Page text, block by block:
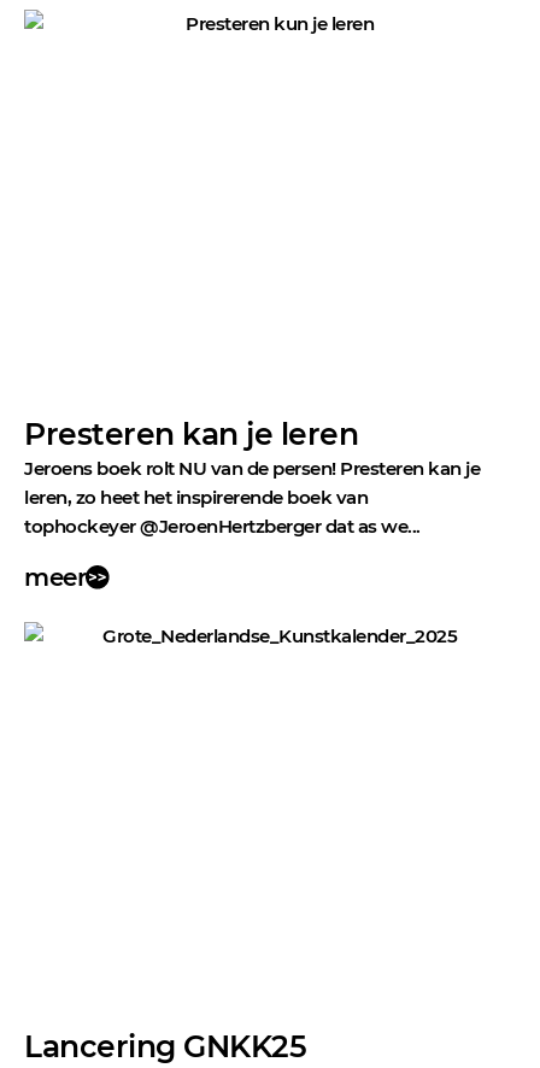
Presteren kan je leren
Jeroens boek rolt NU van de persen! Presteren kan je
leren, zo heet het inspirerende boek van
tophockeyer @JeroenHertzberger dat as we...
meer
Lancering GNKK25